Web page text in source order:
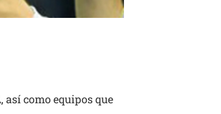
como equipos que